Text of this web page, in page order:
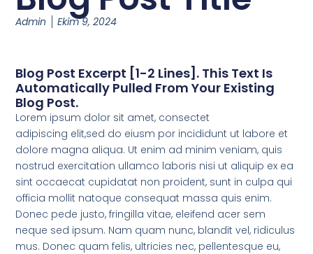
Admin Ekim 9, 2024
Blog Post Excerpt [1-2 Lines]. This Text Is
Automatically Pulled From Your Existing
Blog Post.
Lorem ipsum dolor sit amet, consectet
adipiscing elit,sed do eiusm por incididunt ut labore et
dolore magna aliqua. Ut enim ad minim veniam, quis
nostrud exercitation ullamco laboris nisi ut aliquip ex ea
sint occaecat cupidatat non proident, sunt in culpa qui
officia mollit natoque consequat massa quis enim.
Donec pede justo, fringilla vitae, eleifend acer sem
neque sed ipsum. Nam quam nunc, blandit vel, ridiculus
mus. Donec quam felis, ultricies nec, pellentesque eu,